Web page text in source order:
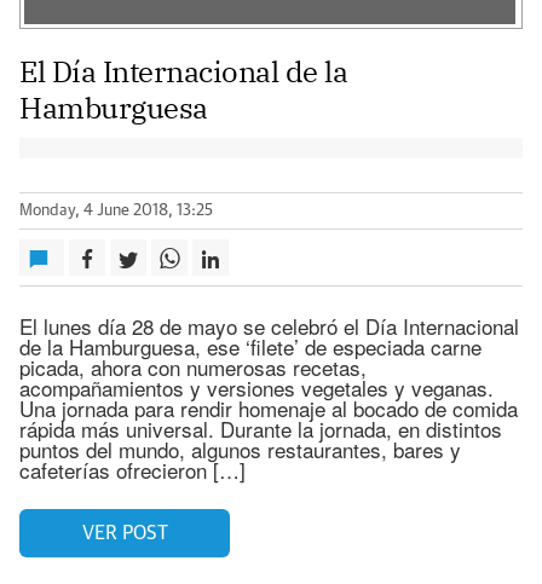
El Día Internacional de la
Hamburguesa
Monday, 4 June 2018, 13:25
El lunes día 28 de mayo se celebró el Día Internacional
de la Hamburguesa, ese ‘filete’ de especiada carne
picada, ahora con numerosas recetas,
acompañamientos y versiones vegetales y veganas.
Una jornada para rendir homenaje al bocado de comida
rápida más universal. Durante la jornada, en distintos
puntos del mundo, algunos restaurantes, bares y
cafeterías ofrecieron […]
VER POST